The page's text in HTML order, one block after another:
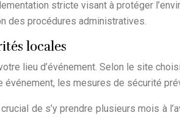
stricte visant à protéger
des procédures administratives.
locales
lieu d’événement. Selon le site
les mesures de sécurité
de s’y prendre plusieurs mois à